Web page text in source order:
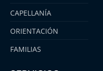
CAPELLANÍA
ORIENTACIÓN
FAMILIAS